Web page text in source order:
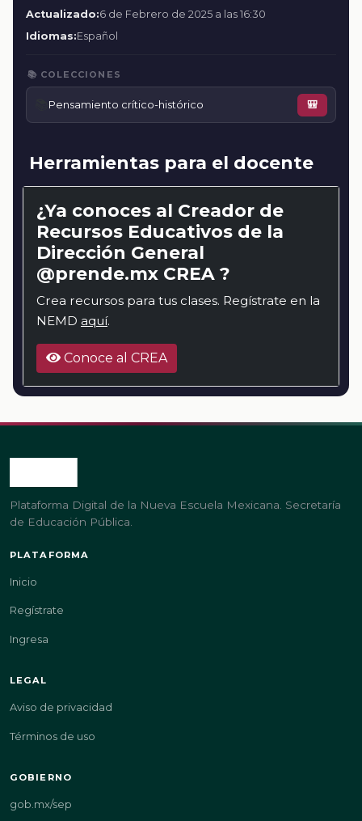
Actualizado:6 de Febrero de 2025 a las 16:30
Idiomas:Español
📚 COLECCIONES
Pensamiento crítico-histórico 🎒
Herramientas para el docente
¿Ya conoces al Creador de
Recursos Educativos de la
Dirección General
@prende.mx CREA ?
Crea recursos para tus clases. Regístrate en la
NEMD aquí.
Conoce al CREA
Plataforma Digital de la Nueva Escuela Mexicana. Secretaría
de Educación Pública.
PLATAFORMA
Inicio
Regístrate
Ingresa
LEGAL
Aviso de privacidad
Términos de uso
GOBIERNO
gob.mx/sep